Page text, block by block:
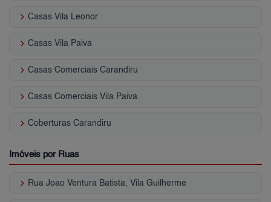
keyboard_arrow_right Casas Vila Leonor
keyboard_arrow_right Casas Vila Paiva
keyboard_arrow_right Casas Comerciais Carandiru
keyboard_arrow_right Casas Comerciais Vila Paiva
keyboard_arrow_right Coberturas Carandiru
Imóveis por Ruas
keyboard_arrow_right Rua Joao Ventura Batista, Vila Guilherme